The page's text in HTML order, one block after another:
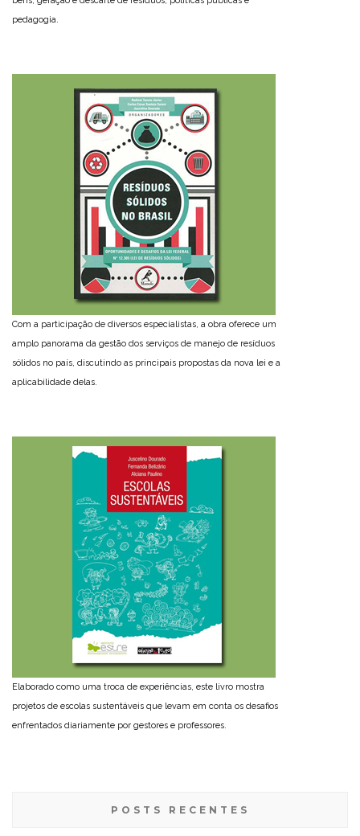
pedagogia.
Com a participação de diversos especialistas, a obra oferece um
amplo panorama da gestão dos serviços de manejo de resíduos
sólidos no país, discutindo as principais propostas da nova lei e a
aplicabilidade delas.
Elaborado como uma troca de experiências, este livro mostra
projetos de escolas sustentáveis que levam em conta os desafios
enfrentados diariamente por gestores e professores.
POSTS RECENTES